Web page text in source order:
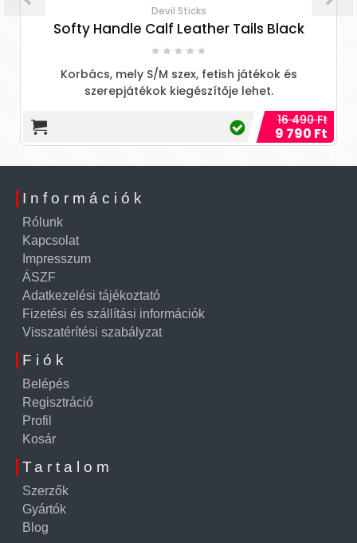
Devil Sticks
Softy Handle Calf Leather Tails Black
Korbács, mely S/M szex, fetish játékok és
szerepjátékok kiegészítője lehet.
16 490 Ft
9 790 Ft
Információk
Rólunk
Kapcsolat
Impresszum
ÁSZF
Adatkezelési tájékoztató
Fizetési és szállítási információk
Visszatérítési szabályzat
Fiók
Belépés
Regisztráció
Profil
Kosár
Tartalom
Szerzők
Gyártók
Blog